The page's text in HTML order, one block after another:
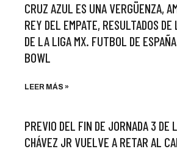
CRUZ AZUL ES UNA VERGÜENZA,
REY DEL EMPATE, RESULTADOS
DE LA LIGA MX. FUTBOL DE
BOWL
LEER MÁS »
PREVIO DEL FIN DE JORNADA 3 DE
CHÁVEZ JR VUELVE A RETAR AL